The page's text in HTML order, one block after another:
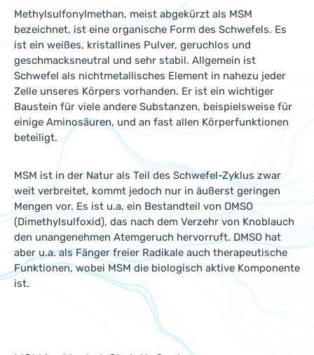
Methylsulfonylmethan, meist abgekürzt als MSM
bezeichnet, ist eine organische Form des Schwefels. Es
ist ein weißes, kristallines Pulver, geruchlos und
geschmacksneutral und sehr stabil. Allgemein ist
Schwefel als nichtmetallisches Element in nahezu jeder
Zelle unseres Körpers vorhanden. Er ist ein wichtiger
Baustein für viele andere Substanzen, beispielsweise für
einige Aminosäuren, und an fast allen Körperfunktionen
beteiligt.
MSM ist in der Natur als Teil des Schwefel-Zyklus zwar
weit verbreitet, kommt jedoch nur in äußerst geringen
Mengen vor. Es ist u.a. ein Bestandteil von DMSO
(Dimethylsulfoxid), das nach dem Verzehr von Knoblauch
den unangenehmen Atemgeruch hervorruft. DMSO hat
aber u.a. als Fänger freier Radikale auch therapeutische
Funktionen, wobei MSM die biologisch aktive Komponente
ist.